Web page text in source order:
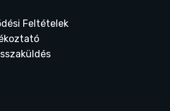
Feltételek